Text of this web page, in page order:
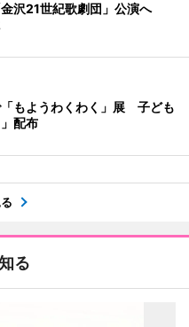
沢21世紀歌劇団」公演へ
もようわくわく」展 子ども
配布
る